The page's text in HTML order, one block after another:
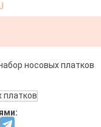
носовых платков